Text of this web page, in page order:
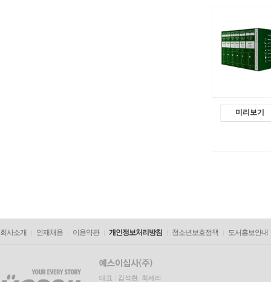
미리보기
회사소개 인재채용 이용약관 개인정보처리방침 청소년보호정책 도서홍보안내
대표 : 김석환, 최세라